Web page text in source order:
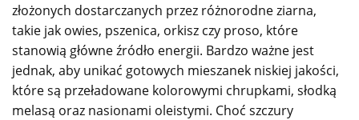
złożonych dostarczanych przez różnorodne ziarna,
takie jak owies, pszenica, orkisz czy proso, które
stanowią główne źródło energii. Bardzo ważne jest
jednak, aby unikać gotowych mieszanek niskiej jakości,
które są przeładowane kolorowymi chrupkami, słodką
melasą oraz nasionami oleistymi. Choć szczury